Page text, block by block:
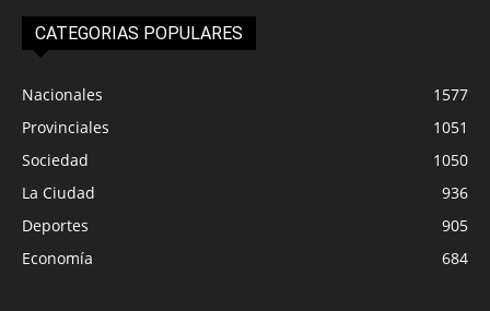
CATEGORIAS POPULARES
Nacionales
1577
Provinciales
1051
Sociedad
1050
La Ciudad
936
Deportes
905
Economía
684